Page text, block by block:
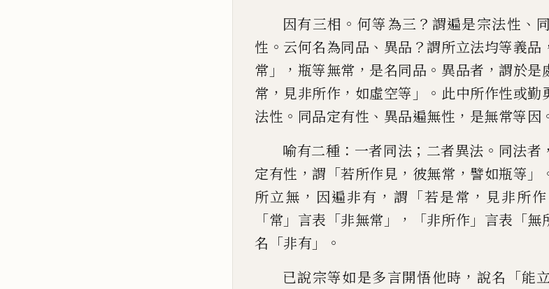
因有三相 。 何等為三 ？ 謂遍是宗法性 、
性 。 云何名為同品 、 異品 ？謂所立法均等義品
常 」， 瓶等無常 ， 是名同品 。 異品者 ，謂於是
常 ， 見非所作 ， 如虛空等 」。 此中所作性或勤
法性 。 同品定有性 、 異品遍無性 ， 是無常等因
喻有二種 ： 一者同法 ； 二者異法 。 同法者 ，
定有性 ，謂 「若所作見 ， 彼無常 ， 譬如瓶等 」
所立無 ， 因遍非有 ， 謂 「若是常 ， 見非所作
「常 」 言表 「非無常 」，「非所作 」 言表 「無
名 「非有 」。
已說宗等如是多言開悟他時 ， 說名 「能立